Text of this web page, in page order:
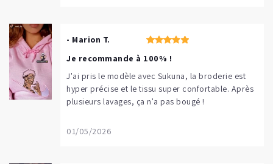
- Marion T.
Je recommande à 100% !
J'ai pris le modèle avec Sukuna, la broderie est
hyper précise et le tissu super confortable. Après
plusieurs lavages, ça n'a pas bougé !
01/05/2026